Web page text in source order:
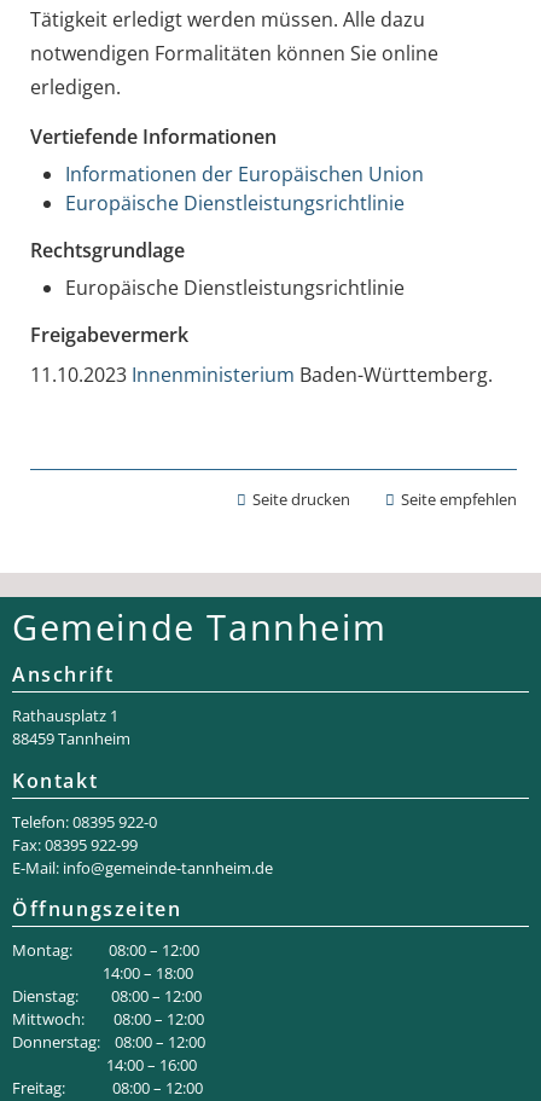
Tätigkeit erledigt werden müssen. Alle dazu
notwendigen Formalitäten können Sie online
erledigen.
Vertiefende Informationen
Informationen der Europäischen Union
Europäische Dienstleistungsrichtlinie
Rechtsgrundlage
Europäische Dienstleistungsrichtlinie
Freigabevermerk
11.10.2023 Innenministerium Baden-Württemberg.
Seite drucken Seite empfehlen
Gemeinde Tannheim
Anschrift
Rathaus­platz 1
88459 Tannheim
Kontakt
Telefon: 08395 922-0
Fax: 08395 922-99
E-Mail: info@gemeinde-tannheim.de
Öffnungszeiten
Montag: 08:00 – 12:00
14:00 – 18:00
Dienstag: 08:00 – 12:00
Mittwoch: 08:00 – 12:00
Donnerstag: 08:00 – 12:00
14:00 – 16:00
Freitag: 08:00 – 12:00